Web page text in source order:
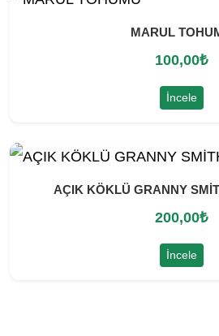
MARUL
100,00₺
İncele
AÇIK KÖKLÜ GRANNY
200,00₺
İncele